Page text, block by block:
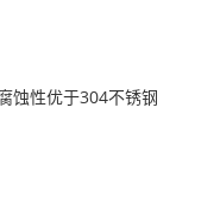
蚀性优于304不锈钢